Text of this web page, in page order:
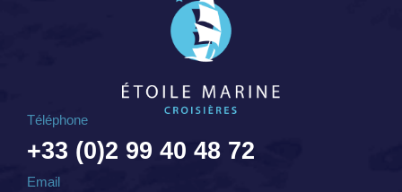
Téléphone
+33 (0)2 99 40 48 72
Email